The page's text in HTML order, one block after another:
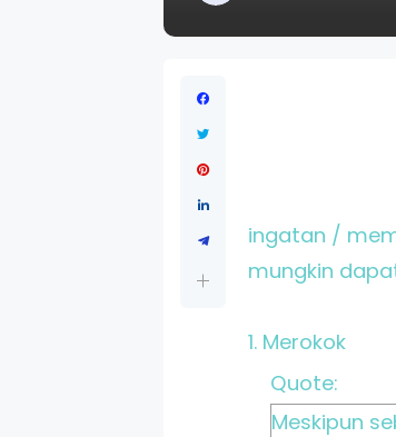
ingatan /
mungkin
1. Merokok
Quote:
Meskipun